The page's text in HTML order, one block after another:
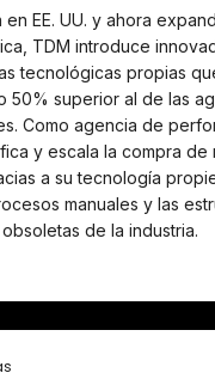
EE. UU. y ahora
TDM introduce
tecnológicas propias
50% superior al de las
Como agencia de
y escala la compra de
a su tecnología
manuales y las
de la industria.